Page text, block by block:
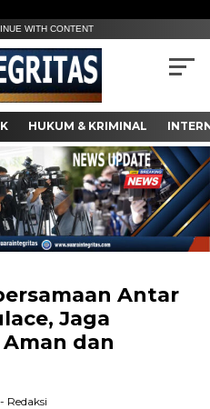
WITH CONTENT
HUKUM & KRIMINAL
Antar
Jaga
dan
- Redaksi